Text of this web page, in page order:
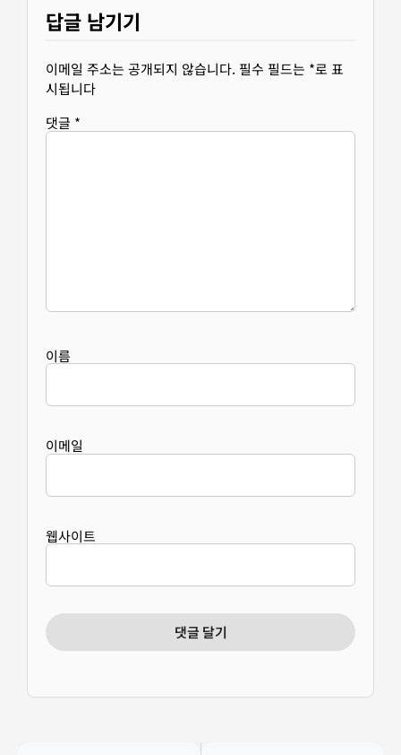
답글 남기기
이메일 주소는 공개되지 않습니다. 필수 필드는 *로 표
시됩니다
댓글 *
이름
이메일
웹사이트